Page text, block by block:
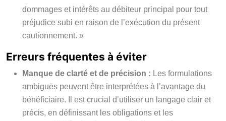
dommages et intérêts au débiteur principal pour tout
préjudice subi en raison de l’exécution du présent
cautionnement. »
Erreurs fréquentes à éviter
Manque de clarté et de précision : Les formulations
ambiguës peuvent être interprétées à l’avantage du
bénéficiaire. Il est crucial d’utiliser un langage clair et
précis, en définissant les obligations et les